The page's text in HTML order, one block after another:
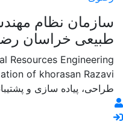
سازمان نظام
طبیعی خراسان
Resources Engineering
of khorasan Razavi
طراحی، پیاده سازی و